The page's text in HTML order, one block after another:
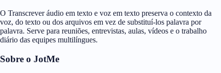
O Transcrever áudio em texto e voz em texto preserva o contexto da
voz, do texto ou dos arquivos em vez de substituí-los palavra por
palavra. Serve para reuniões, entrevistas, aulas, vídeos e o trabalho
diário das equipes multilíngues.
Sobre o JotMe